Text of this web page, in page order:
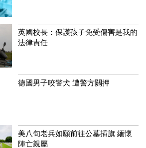
英國校長：保護孩子免受傷害是我的
法律責任
德國男子咬警犬 遭警方關押
美八旬老兵如願前往公墓插旗 緬懷
陣亡親屬